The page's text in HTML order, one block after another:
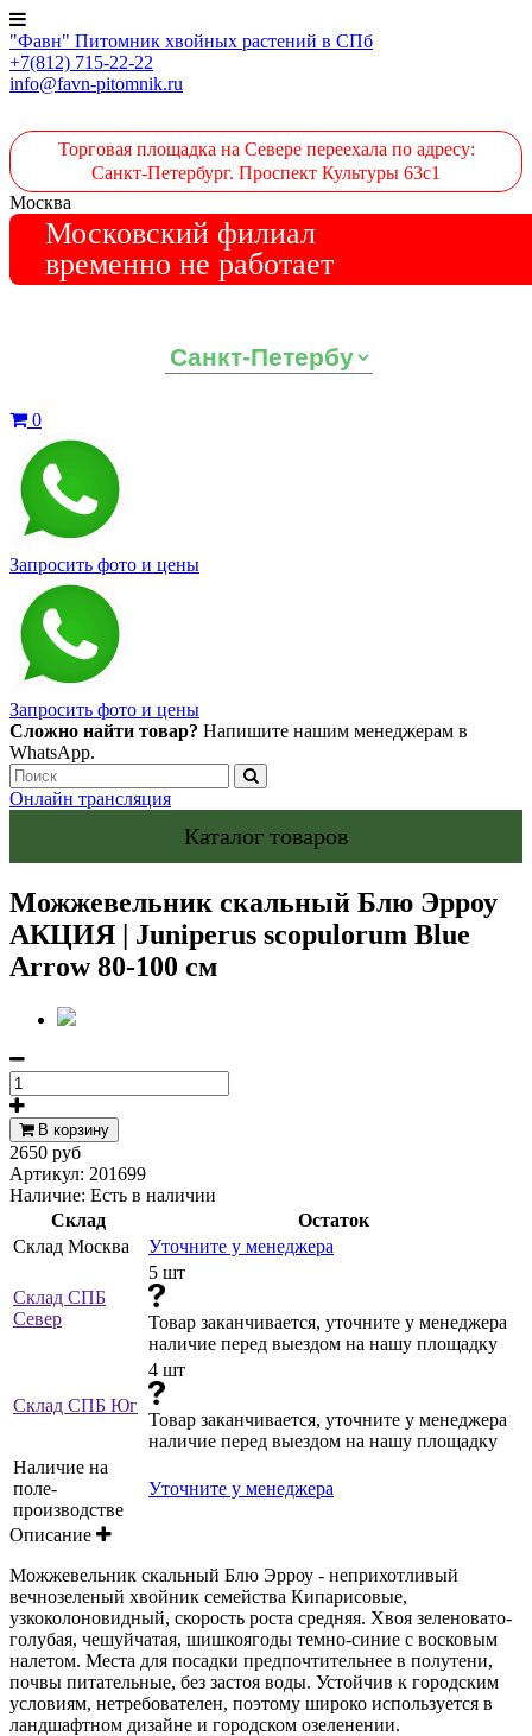
"Фавн" Питомник хвойных растений в СПб
+7(812) 715-22-22
info@favn-pitomnik.ru
Торговая площадка на Севере переехала по адресу:
Санкт-Петербург. Проспект Культуры 63с1
Москва
Московский филиал
временно не работает
0
Запросить фото и цены
Запросить фото и цены
Сложно найти товар? Напишите нашим менеджерам в
WhatsApp.
Онлайн трансляция
Каталог товаров
Можжевельник скальный Блю Эрроу
АКЦИЯ | Juniperus scopulorum Blue
Arrow 80-100 см
В корзину
2650 руб
Артикул: 201699
Наличие: Есть в наличии
Склад
Остаток
Склад Москва
Уточните у менеджера
Склад СПБ
Север
5 шт
Товар заканчивается, уточните у менеджера
наличие перед выездом на нашу площадку
Склад СПБ Юг
4 шт
Товар заканчивается, уточните у менеджера
наличие перед выездом на нашу площадку
Наличие на
поле-
производстве
Уточните у менеджера
Описание
Можжевельник скальный Блю Эрроу - неприхотливый
вечнозеленый хвойник семейства Кипарисовые,
узкоколоновидный, скорость роста средняя. Хвоя зеленовато-
голубая, чешуйчатая, шишкоягоды темно-синие с восковым
налетом. Места для посадки предпочтительнее в полутени,
почвы питательные, без застоя воды. Устойчив к городским
условиям, нетребователен, поэтому широко используется в
ландшафтном дизайне и городском озеленении.